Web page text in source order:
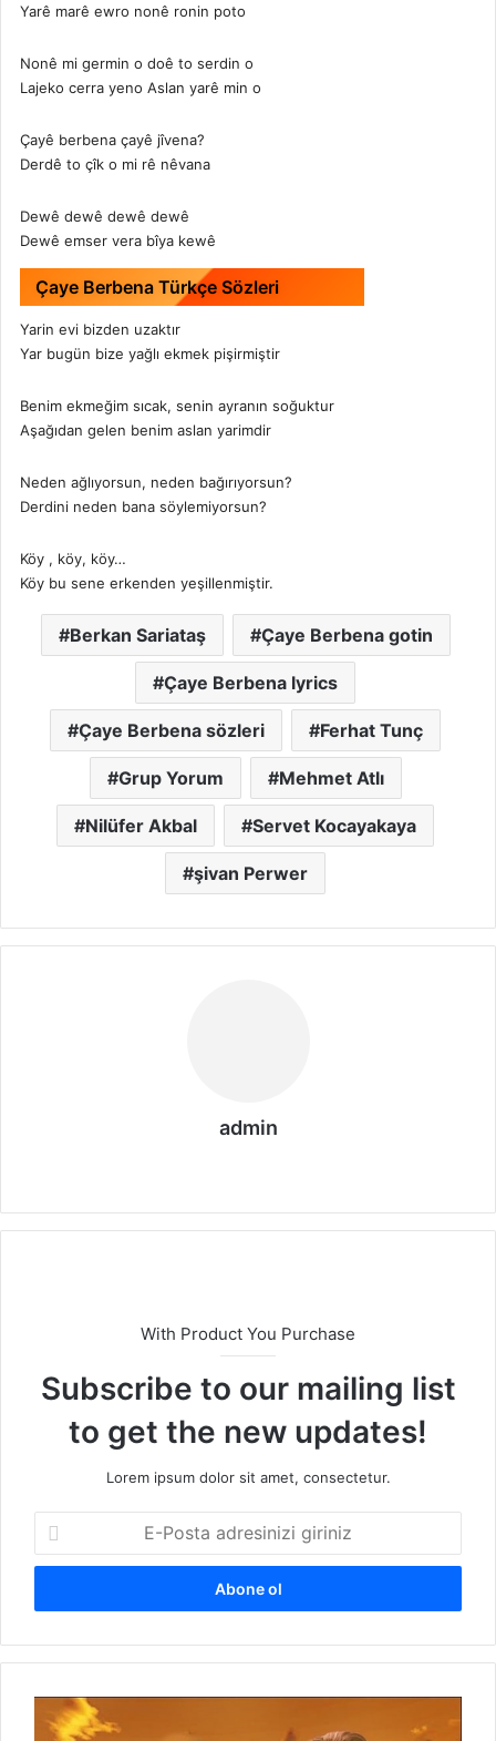
Yarê marê ewro nonê ronin poto
Nonê mi germin o doê to serdin o
Lajeko cerra yeno Aslan yarê min o
Çayê berbena çayê jîvena?
Derdê to çîk o mi rê nêvana
Dewê dewê dewê dewê
Dewê emser vera bîya kewê
Çaye Berbena Türkçe Sözleri
Yarin evi bizden uzaktır
Yar bugün bize yağlı ekmek pişirmiştir
Benim ekmeğim sıcak, senin ayranın soğuktur
Aşağıdan gelen benim aslan yarimdir
Neden ağlıyorsun, neden bağırıyorsun?
Derdini neden bana söylemiyorsun?
Köy , köy, köy…
Köy bu sene erkenden yeşillenmiştir.
Berkan Sariataş Çaye Berbena gotin
Çaye Berbena lyrics
Çaye Berbena sözleri Ferhat Tunç
Grup Yorum Mehmet Atlı
Nilüfer Akbal Servet Kocayakaya
şivan Perwer
admin
sit
With Product You Purchase
Subscribe to our mailing list
to get the new updates!
Lorem ipsum dolor sit amet, consectetur.
P
s
a